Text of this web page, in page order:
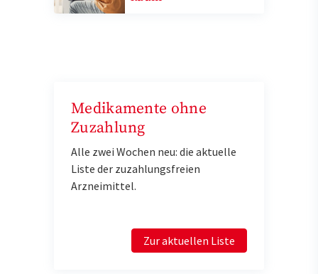
Medikamente ohne
Zuzahlung
Alle zwei Wochen neu: die aktuelle
Liste der zuzahlungsfreien
Arzneimittel.
Zur aktuellen Liste